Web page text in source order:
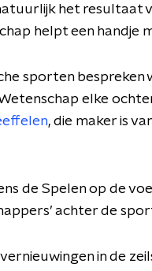
het resultaat
helpt een handje
sporten bespreken
elke
, die maker is
de Spelen op de
achter de
in de